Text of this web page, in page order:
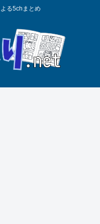
る5chまとめ